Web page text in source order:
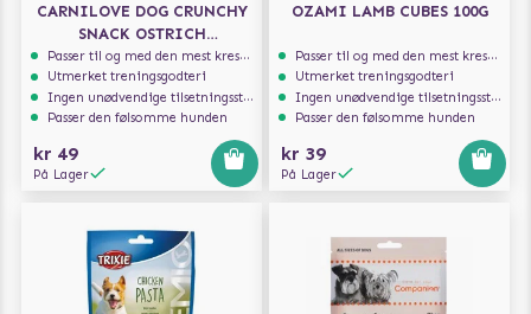
CARNILOVE DOG CRUNCHY
SNACK OSTRICH
BLACKBERRIES 200G
Passer til og med den mest kresne hunden
Utmerket treningsgodteri
Ingen unødvendige tilsetningsstoffer
Passer den følsomme hunden
kr 49
På Lager
OZAMI LAMB CUBES 100G
Passer til og med den mest kresne hunden
Utmerket treningsgodteri
Ingen unødvendige tilsetningsstoffer
Passer den følsomme hunden
kr 39
På Lager